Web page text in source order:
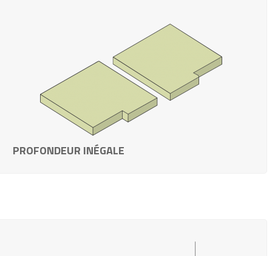
PROFONDEUR INÉGALE